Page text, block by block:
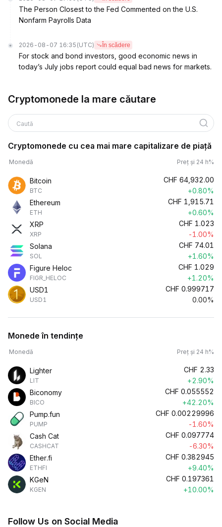
The Person Closest to the Fed Commented on the U.S.
Nonfarm Payrolls Data
2026-08-07 16:35 (UTC) În scădere
For stock and bond investors, good economic news in
today’s July jobs report could equal bad news for markets.
Cryptomonede la mare căutare
Caută
Cryptomonede cu cea mai mare capitalizare de piață
Monedă Preț și 24 h%
Bitcoin
BTC
CHF 64,932.00
+0.80%
Ethereum
ETH
CHF 1,915.71
+0.60%
XRP
XRP
CHF 1.023
-1.00%
Solana
SOL
CHF 74.01
+1.60%
Figure Heloc
FIGR_HELOC
CHF 1.029
+1.20%
USD1
USD1
CHF 0.999717
0.00%
Monede în tendințe
Monedă Preț și 24 h%
Lighter
LIT
CHF 2.33
+2.90%
Biconomy
BICO
CHF 0.055552
+42.20%
Pump.fun
PUMP
CHF 0.00229996
-1.60%
Cash Cat
CASHCAT
CHF 0.097774
-6.30%
Ether.fi
ETHFI
CHF 0.382945
+9.40%
KGeN
KGEN
CHF 0.197361
+10.00%
Follow Us on Social Media